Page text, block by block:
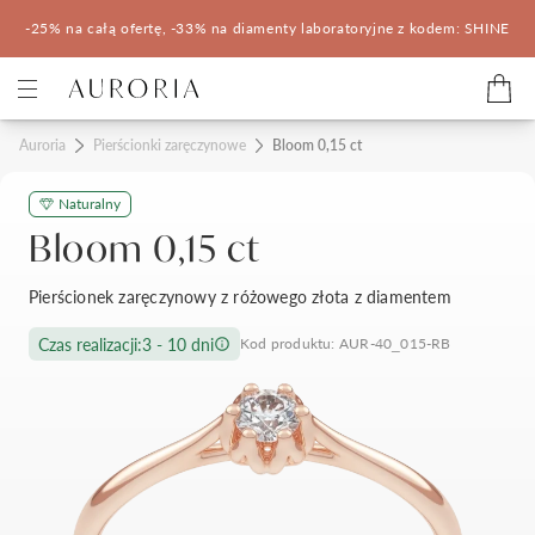
-25% na całą ofertę, -33% na diamenty laboratoryjne z kodem: SHINE
Kategorie
Pierścionki zaręczynowe
Pomocne
Konfigurator 3D
Salony Auroria
Salony Auroria
Salon Auroria Arkadia
Auroria Pierścionki zaręczynowe Bloom 0,15 ct
Naturalny
Bloom 0,15 ct
Pierścionek zaręczynowy z różowego złota z diamentem
Czas realizacji:3 - 10 dni Kod produktu: AUR-40_015-RB